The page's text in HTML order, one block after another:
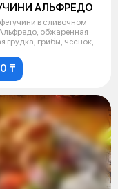
АЛЬФРЕДО
в сливочном
обжаренная
грудка, грибы, чеснок,
₸